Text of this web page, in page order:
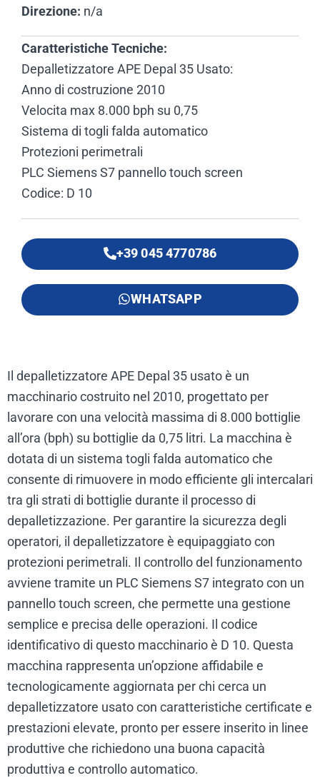
Direzione: n/a
Caratteristiche Tecniche:
Depalletizzatore APE Depal 35 Usato:
Anno di costruzione 2010
Velocita max 8.000 bph su 0,75
Sistema di togli falda automatico
Protezioni perimetrali
PLC Siemens S7 pannello touch screen
Codice: D 10
+39 045 4770786
WHATSAPP
Il depalletizzatore APE Depal 35 usato è un
macchinario costruito nel 2010, progettato per
lavorare con una velocità massima di 8.000 bottiglie
all’ora (bph) su bottiglie da 0,75 litri. La macchina è
dotata di un sistema togli falda automatico che
consente di rimuovere in modo efficiente gli intercalari
tra gli strati di bottiglie durante il processo di
depalletizzazione. Per garantire la sicurezza degli
operatori, il depalletizzatore è equipaggiato con
protezioni perimetrali. Il controllo del funzionamento
avviene tramite un PLC Siemens S7 integrato con un
pannello touch screen, che permette una gestione
semplice e precisa delle operazioni. Il codice
identificativo di questo macchinario è D 10. Questa
macchina rappresenta un’opzione affidabile e
tecnologicamente aggiornata per chi cerca un
depalletizzatore usato con caratteristiche certificate e
prestazioni elevate, pronto per essere inserito in linee
produttive che richiedono una buona capacità
produttiva e controllo automatico.